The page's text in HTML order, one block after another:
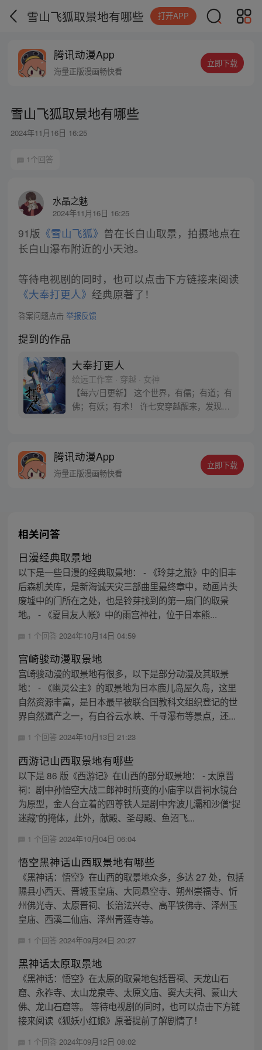
雪山飞狐取景地有哪些 打开APP
腾讯动漫App
海量正版漫画畅快看
立即下载
雪山飞狐取景地有哪些
2024年11月16日 16:25
1个回答
水晶之魅
2024年11月16日 16:25
91版 《雪山飞狐》 曾在长白山取景，拍摄地点在
长白山瀑布附近的小天池。
等待电视剧的同时，也可以点击下方链接来阅读
《大奉打更人》 经典原著了！
答案问题点击 举报反馈
提到的作品
大奉打更人
绘远工作室 · 穿越 · 女神
【每六/日更新】 这个世界，有儒；有道；有
佛；有妖；有术！ 许七安穿越醒来，发现自
者卖报小郎君同名小说 QQ群号：
799493374
腾讯动漫App
海量正版漫画畅快看
立即下载
相关问答
日漫经典取景地
以下是一些日漫的经典取景地： - 《玲芽之旅》中的旧丰
后森机关库，是新海诚天灾三部曲里最终章中，动画片头
废墟中的门所在之处，也是铃芽找到的第一扇门的取景
地。 - 《夏目友人帐》中的雨宫神社，位于日本熊...
1 个回答 2024年10月14日 04:59
宫崎骏动漫取景地
宫崎骏动漫的取景地有很多，以下是部分动漫及其取景
地： - 《幽灵公主》的取景地为日本鹿儿岛屋久岛，这里
自然资源丰富，是日本最早被联合国教科文组织登记的世
界自然遗产之一，有白谷云水峡、千寻瀑布等景点，还...
1 个回答 2024年10月13日 21:23
西游记山西取景地有哪些
以下是 86 版《西游记》在山西的部分取景地： - 太原晋
祠：剧中孙悟空大战二郎神时所变的小庙宇以晋祠水镜台
为原型，金人台立着的四尊铁人是剧中奔波儿灞和沙僧“捉
迷藏”的掩体，此外，献殿、圣母殿、鱼沼飞...
1 个回答 2024年10月04日 06:04
悟空黑神话山西取景地有哪些
《黑神话：悟空》在山西的取景地众多，多达 27 处，包括
隰县小西天、晋城玉皇庙、大同悬空寺、朔州崇福寺、忻
州佛光寺、太原晋祠、长治法兴寺、高平铁佛寺、泽州玉
皇庙、西溪二仙庙、泽州青莲寺等。
1 个回答 2024年09月24日 20:27
黑神话太原取景地
《黑神话：悟空》在太原的取景地包括晋祠、天龙山石
窟、永祚寺、太山龙泉寺、太原文庙、窦大夫祠、蒙山大
佛、龙山石窟等。 等待电视剧的同时，也可以点击下方链
接来阅读《狐妖小红娘》原著提前了解剧情了！
1 个回答 2024年09月12日 08:02